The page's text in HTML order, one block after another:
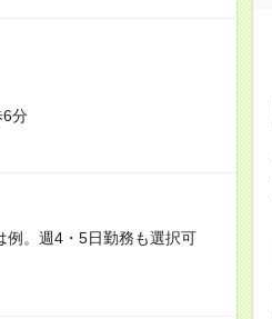
分
。週4・5日勤務も選択可